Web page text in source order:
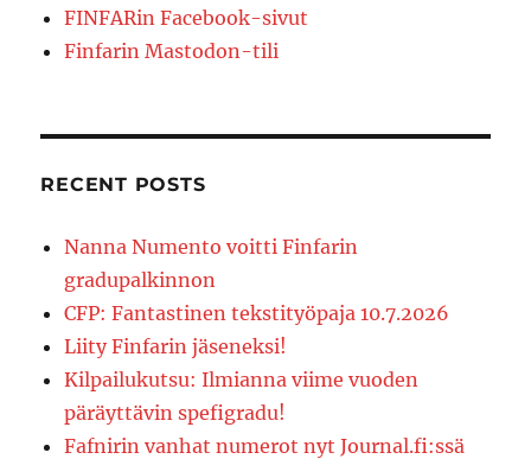
FINFARin Facebook-sivut
Finfarin Mastodon-tili
RECENT POSTS
Nanna Numento voitti Finfarin
gradupalkinnon
CFP: Fantastinen tekstityöpaja 10.7.2026
Liity Finfarin jäseneksi!
Kilpailukutsu: Ilmianna viime vuoden
päräyttävin spefigradu!
Fafnirin vanhat numerot nyt Journal.fi:ssä